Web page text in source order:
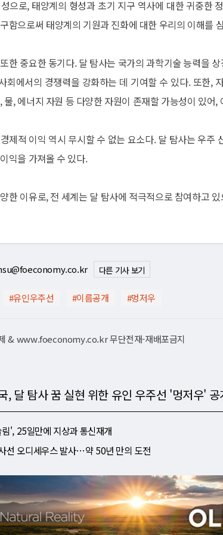
으로, 태양계의 형성과 초기 지구 역사에 대한 귀중한
함으로써 태양계의 기원과 진화에 대한 우리의 이해를
한 중요한 동기다. 달 탐사는 국가의 과학기술 능력을
회에서의 경쟁력을 강화하는 데 기여할 수 있다. 또한,
물, 에너지 자원 등 다양한 자원이 존재할 가능성이 있
제적 이익 역시 무시할 수 없는 요소다. 달 탐사는 우주
익을 가져올 수 있다.
한 이유로, 전 세계는 달 탐사에 적극적으로 참여하고
다른 기사 보기
#유인우주선 #이름공개 #멍저우
& www.foeconomy.co.kr 무단전재-재배포금지
, 달 탐사 꿈 실현 위한 유인 우주선 '멍저우' 공
', 25일만에 지상과 통신재개
선 오디세우스 발사⋯약 50년 만의 도전